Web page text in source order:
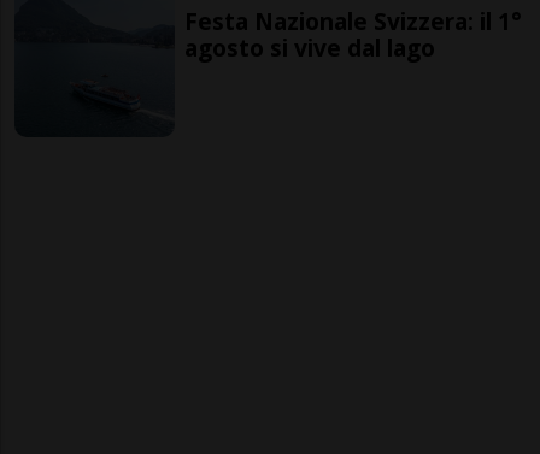
Festa Nazionale Svizzera: il 1°
agosto si vive dal lago